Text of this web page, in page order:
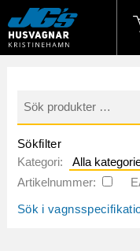
efter:
Sökfilter
Kategori:
Artikelnummer:
Sök i